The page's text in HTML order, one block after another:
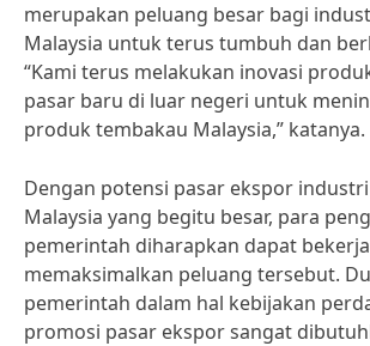
merupakan peluang besar bagi
Malaysia untuk terus tumbuh dan
“Kami terus melakukan inovasi
pasar baru di luar negeri untuk
produk tembakau Malaysia,” katanya.
Dengan potensi pasar ekspor
Malaysia yang begitu besar, para
pemerintah diharapkan dapat
memaksimalkan peluang tersebut.
pemerintah dalam hal kebijakan
promosi pasar ekspor sangat